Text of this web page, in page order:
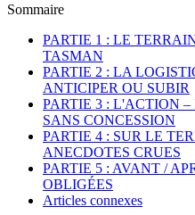
Sommaire
PARTIE 1 : LE
TASMAN
PARTIE 2 : LA
ANTICIPER OU SUBIR
PARTIE 3 : L'ACTION
SANS CONCESSION
PARTIE 4 : SUR LE
ANECDOTES CRUES
PARTIE 5 : AVANT /
OBLIGÉES
Articles connexes